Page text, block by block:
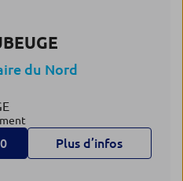
du Nord
Plus d’infos